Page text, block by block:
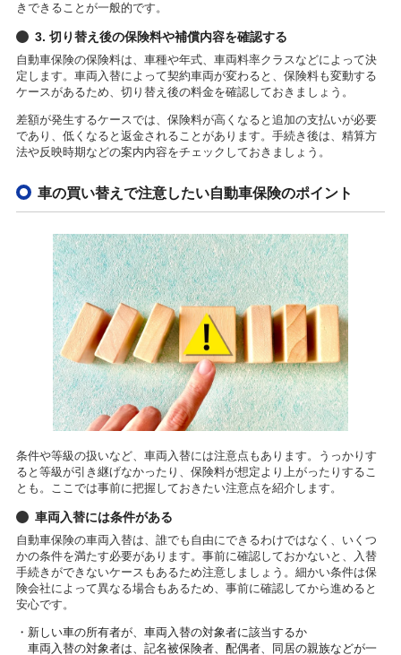
きできることが一般的です。
3. 切り替え後の保険料や補償内容を確認する
自動車保険の保険料は、車種や年式、車両料率クラスなどによって決
定します。車両入替によって契約車両が変わると、保険料も変動する
ケースがあるため、切り替え後の料金を確認しておきましょう。
差額が発生するケースでは、保険料が高くなると追加の支払いが必要
であり、低くなると返金されることがあります。手続き後は、精算方
法や反映時期などの案内内容をチェックしておきましょう。
車の買い替えで注意したい自動車保険のポイント
条件や等級の扱いなど、車両入替には注意点もあります。うっかりす
ると等級が引き継げなかったり、保険料が想定より上がったりするこ
とも。ここでは事前に把握しておきたい注意点を紹介します。
車両入替には条件がある
自動車保険の車両入替は、誰でも自由にできるわけではなく、いくつ
かの条件を満たす必要があります。事前に確認しておかないと、入替
手続きができないケースもあるため注意しましょう。細かい条件は保
険会社によって異なる場合もあるため、事前に確認してから進めると
安心です。
・新しい車の所有者が、車両入替の対象者に該当するか
車両入替の対象者は、記名被保険者、配偶者、同居の親族などが一